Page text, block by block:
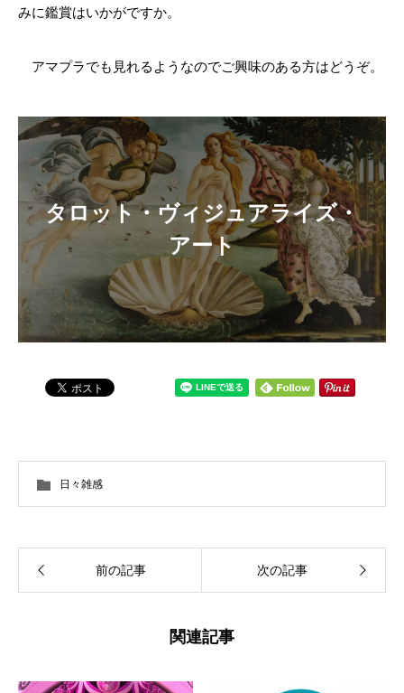
みに鑑賞はいかがですか。
アマプラでも見れるようなのでご興味のある方はどうぞ。
タロット・ヴィジュアライズ・
アート
日々雑感
前の記事 次の記事
関連記事